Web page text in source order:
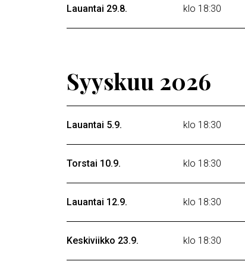
Lauantai 29.8. klo 18:30
Syyskuu 2026
Lauantai 5.9. klo 18:30
Torstai 10.9. klo 18:30
Lauantai 12.9. klo 18:30
Keskiviikko 23.9. klo 18:30